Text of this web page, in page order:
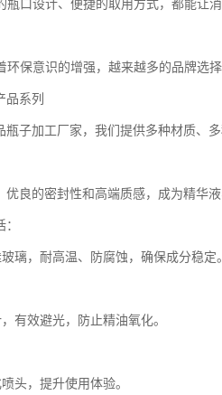
瓶口设计、便捷的取用方式，都能让
环保意识的增强，越来越多的品牌选
品系列
瓶子加工厂家，我们提供多种材质、
良的密封性和高端质感，成为精华
璃，耐高温、防腐蚀，确保成分稳定。
有效避光，防止精油氧化。
头，提升使用体验。